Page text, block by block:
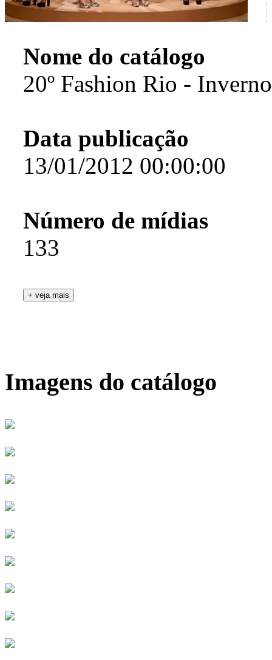
Nome do catálogo
20º Fashion Rio -
Data publicação
13/01/2012 00:00:00
Número de mídias
133
Imagens do catálogo